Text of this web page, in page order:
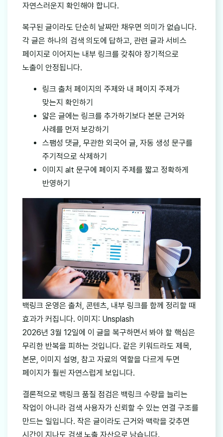
자연스러운지 확인해야 합니다.
복구된 글이라도 단순히 날짜만 채우면 의미가 없습니다.
각 글은 하나의 검색 의도에 답하고, 관련 글과 서비스
페이지로 이어지는 내부 링크를 갖춰야 장기적으로
노출이 안정됩니다.
링크 출처 페이지의 주제와 내 페이지 주제가
맞는지 확인하기
얇은 글에는 링크를 추가하기보다 본문 근거와
사례를 먼저 보강하기
스팸성 댓글, 무관한 외국어 글, 자동 생성 문구를
주기적으로 삭제하기
이미지 alt 문구에 페이지 주제를 짧고 정확하게
반영하기
백링크 운영은 출처, 콘텐츠, 내부 링크를 함께 정리할 때
효과가 커집니다. 이미지: Unsplash
2026년 3월 12일에 이 글을 복구하면서 봐야 할 핵심은
무리한 반복을 피하는 것입니다. 같은 키워드라도 제목,
본문, 이미지 설명, 참고 자료의 역할을 다르게 두면
페이지가 훨씬 자연스럽게 보입니다.
결론적으로 백링크 품질 점검은 백링크 수량을 늘리는
작업이 아니라 검색 사용자가 신뢰할 수 있는 연결 구조를
만드는 일입니다. 작은 글이라도 근거와 맥락을 갖추면
시간이 지나도 검색 노출 자산으로 남습니다.